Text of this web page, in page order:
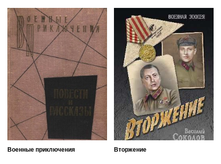
Военные приключения Вторжение